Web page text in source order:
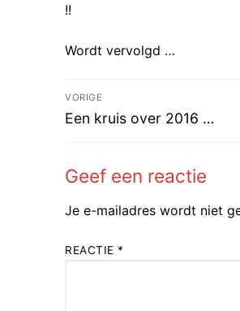
!!
Wordt vervolgd …
Bericht
navigatie
VORIGE
Vorig
Een kruis over 2016 …
Geef een reactie
Je e-mailadres wordt niet
REACTIE *